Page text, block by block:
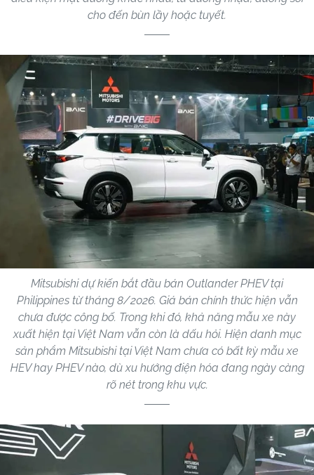
cho đến bùn lầy hoặc tuyết.
Mitsubishi dự kiến bắt đầu bán Outlander PHEV tại
Philippines từ tháng 8/2026. Giá bán chính thức hiện vẫn
chưa được công bố. Trong khi đó, khả năng mẫu xe này
xuất hiện tại Việt Nam vẫn còn là dấu hỏi. Hiện danh mục
sản phẩm Mitsubishi tại Việt Nam chưa có bất kỳ mẫu xe
HEV hay PHEV nào, dù xu hướng điện hóa đang ngày càng
rõ nét trong khu vực.